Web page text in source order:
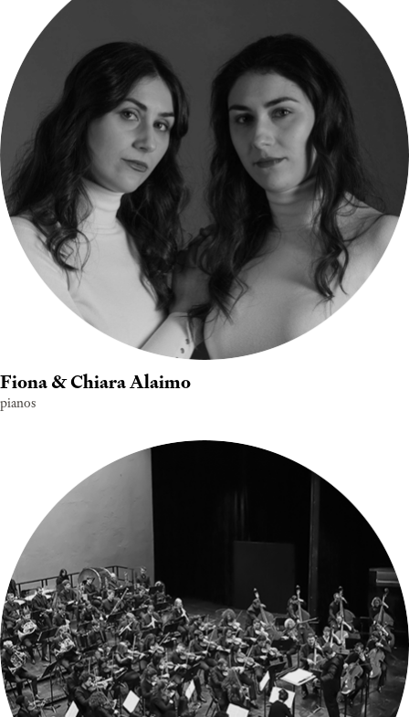
Fiona & Chiara Alaimo
pianos